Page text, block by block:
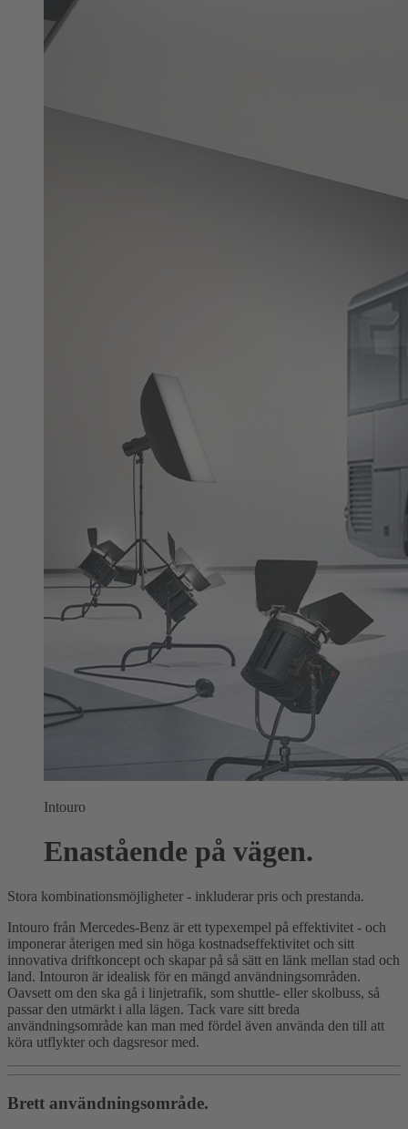
Intouro
Enastående på vägen.
Stora kombinationsmöjligheter - inkluderar pris och prestanda.
Intouro från Mercedes-Benz är ett typexempel på effektivitet - och
imponerar återigen med sin höga kostnadseffektivitet och sitt
innovativa driftkoncept och skapar på så sätt en länk mellan stad och
land. Intouron är idealisk för en mängd användningsområden.
Oavsett om den ska gå i linjetrafik, som shuttle- eller skolbuss, så
passar den utmärkt i alla lägen. Tack vare sitt breda
användningsområde kan man med fördel även använda den till att
köra utflykter och dagsresor med.
Brett användningsområde.